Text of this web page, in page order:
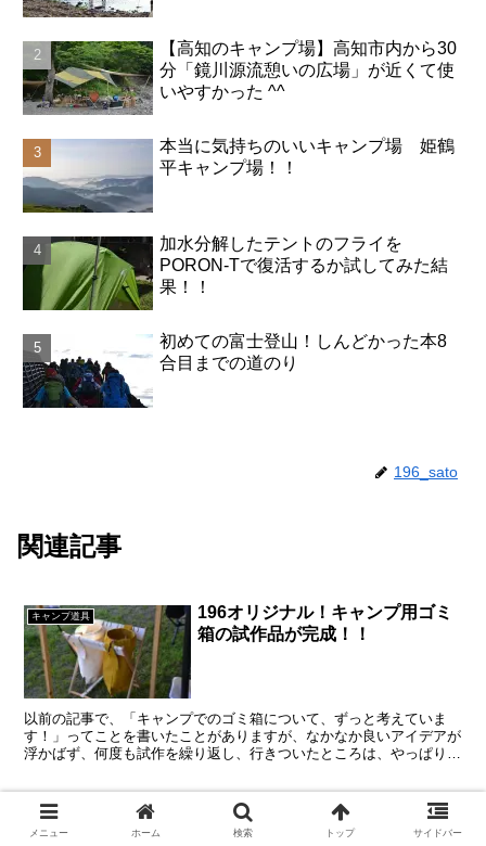
【高知のキャンプ場】高知市内から30
分「鏡川源流憩いの広場」が近くて使
いやすかった ^^
本当に気持ちのいいキャンプ場 姫鶴
平キャンプ場！！
加水分解したテントのフライを
PORON-Tで復活するか試してみた結
果！！
初めての富士登山！しんどかった本8
合目までの道のり
196_sato
関連記事
キャンプ道具
196オリジナル！キャンプ用ゴミ
箱の試作品が完成！！
以前の記事で、「キャンプでのゴミ箱について、ずっと考えていま
す！」ってことを書いたことがありますが、なかなか良いアイデアが
浮かばず、何度も試作を繰り返し、行きついたところは、やっぱりオ
キャンプ道具
trangia(トランギア) ハーフパイン
トマグ専用のレザーカバーが来
メニュー ホーム 検索 トップ サイドバー